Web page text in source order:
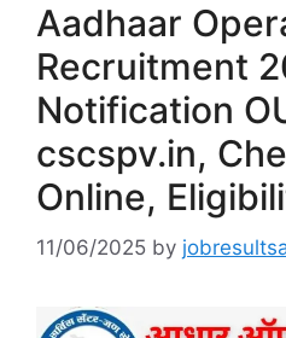
Aadhaar
Recruitment
Notification
cscspv.in,
Online,
11/06/2025 by